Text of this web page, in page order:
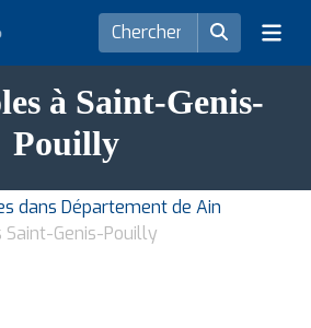
à Saint-Genis-
Pouilly
dans Département de Ain
Genis-Pouilly